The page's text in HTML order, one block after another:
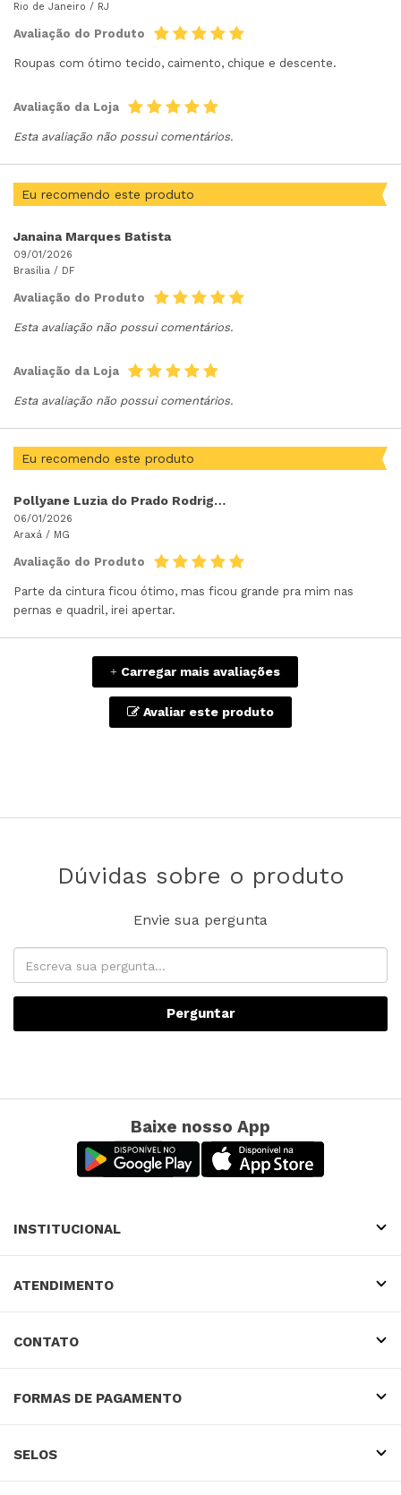
Rio de Janeiro / RJ
Avaliação do Produto
Roupas com ótimo tecido, caimento, chique e descente.
Avaliação da Loja
Esta avaliação não possui comentários.
Eu recomendo este produto
Janaina Marques Batista
09/01/2026
Brasília / DF
Avaliação do Produto
Esta avaliação não possui comentários.
Avaliação da Loja
Esta avaliação não possui comentários.
Eu recomendo este produto
Pollyane Luzia do Prado Rodrigues
06/01/2026
Araxá / MG
Avaliação do Produto
Parte da cintura ficou ótimo, mas ficou grande pra mim nas
pernas e quadril, irei apertar.
+ Carregar mais avaliações
Avaliar este produto
Dúvidas sobre o produto
Envie sua pergunta
Perguntar
Baixe nosso App
INSTITUCIONAL
ATENDIMENTO
CONTATO
FORMAS DE PAGAMENTO
SELOS